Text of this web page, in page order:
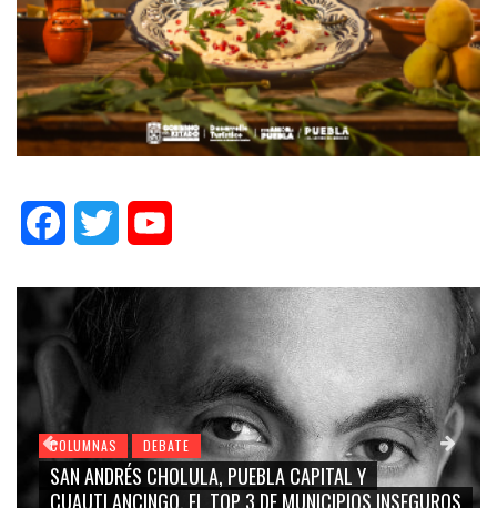
FacebookTwitter
CAPITAL Y
DE MUNICIPIOS INSEGUROS
COLUMNAS DEBATE
GRACE PALOMARES, NAY
CARMEN SALINAS “LA